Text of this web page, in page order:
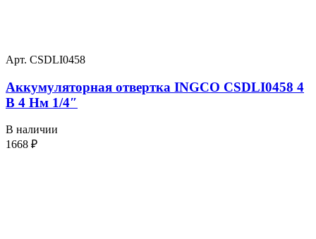
Арт. CSDLI0458
Аккумуляторная отвертка INGCO CSDLI0458 4
В 4 Нм 1/4″
В наличии
1668 ₽